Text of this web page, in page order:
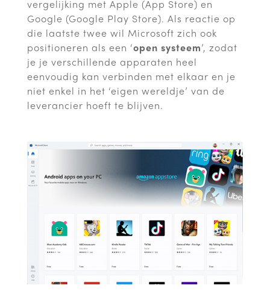
vergelijking met Apple (App Store) en
Google (Google Play Store). Als reactie op
die laatste twee wil Microsoft zich ook
positioneren als een ‘open systeem’, zodat
je je verschillende apparaten heel
eenvoudig kan verbinden met elkaar en je
niet enkel in het ‘eigen wereldje’ van de
leverancier hoeft te blijven.